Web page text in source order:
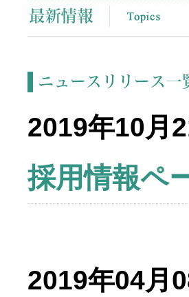
2019年10月
採用情報ペ
2019年04月